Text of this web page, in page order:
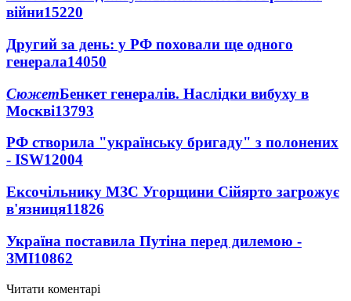
війни15220
Другий за день: у РФ поховали ще одного
генерала14050
СюжетБенкет генералів. Наслідки вибуху в
Москві13793
РФ створила "українську бригаду" з полонених
- ISW12004
Ексочільнику МЗС Угорщини Сійярто загрожує
в'язниця11826
Україна поставила Путіна перед дилемою -
ЗМІ10862
Читати коментарі